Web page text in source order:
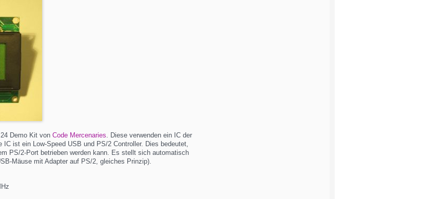
Demo Kit von Code Mercenaries. Diese verwenden ein IC der
IC ist ein Low-Speed USB und PS/2 Controller. Dies bedeutet,
PS/2-Port betrieben werden kann. Es stellt sich automatisch
Mäuse mit Adapter auf PS/2, gleiches Prinzip).